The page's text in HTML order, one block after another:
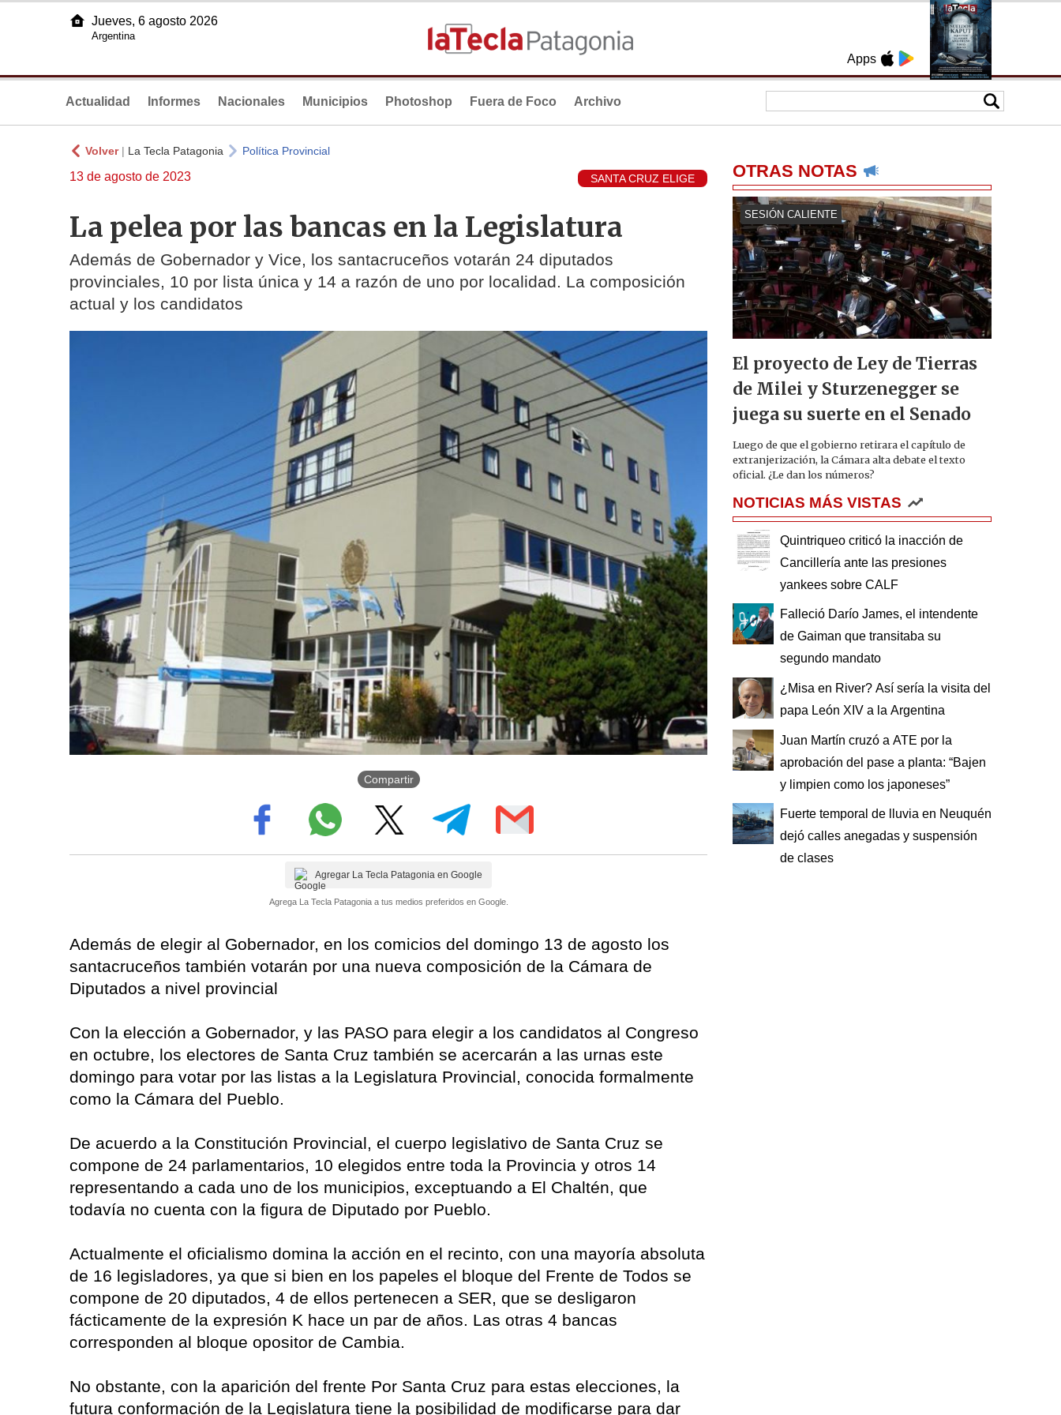
Apps
Jueves, 6 agosto 2026
Argentina
Actualidad Informes Nacionales Municipios Photoshop Fuera de Foco Archivo
Volver| La Tecla Patagonia Política Provincial
13 de agosto de 2023 SANTA CRUZ ELIGE
La pelea por las bancas en la Legislatura
Además de Gobernador y Vice, los santacruceños votarán 24 diputados
provinciales, 10 por lista única y 14 a razón de uno por localidad. La composición
actual y los candidatos
Compartir
Agregar La Tecla Patagonia en Google
Agrega La Tecla Patagonia a tus medios preferidos en Google.
Además de elegir al Gobernador, en los comicios del domingo 13 de agosto los
santacruceños también votarán por una nueva composición de la Cámara de
Diputados a nivel provincial
Con la elección a Gobernador, y las PASO para elegir a los candidatos al Congreso
en octubre, los electores de Santa Cruz también se acercarán a las urnas este
domingo para votar por las listas a la Legislatura Provincial, conocida formalmente
como la Cámara del Pueblo.
De acuerdo a la Constitución Provincial, el cuerpo legislativo de Santa Cruz se
compone de 24 parlamentarios, 10 elegidos entre toda la Provincia y otros 14
representando a cada uno de los municipios, exceptuando a El Chaltén, que
todavía no cuenta con la figura de Diputado por Pueblo.
Actualmente el oficialismo domina la acción en el recinto, con una mayoría absoluta
de 16 legisladores, ya que si bien en los papeles el bloque del Frente de Todos se
compone de 20 diputados, 4 de ellos pertenecen a SER, que se desligaron
fácticamente de la expresión K hace un par de años. Las otras 4 bancas
corresponden al bloque opositor de Cambia.
No obstante, con la aparición del frente Por Santa Cruz para estas elecciones, la
futura conformación de la Legislatura tiene la posibilidad de modificarse para dar
OTRAS NOTAS
SESIÓN CALIENTE
El proyecto de Ley de Tierras
de Milei y Sturzenegger se
juega su suerte en el Senado
Luego de que el gobierno retirara el capítulo de
extranjerización, la Cámara alta debate el texto
oficial. ¿Le dan los números?
NOTICIAS MÁS VISTAS
Quintriqueo criticó la inacción de
Cancillería ante las presiones
yankees sobre CALF
Falleció Darío James, el intendente
de Gaiman que transitaba su
segundo mandato
¿Misa en River? Así sería la visita del
papa León XIV a la Argentina
Juan Martín cruzó a ATE por la
aprobación del pase a planta: “Bajen
y limpien como los japoneses”
Fuerte temporal de lluvia en Neuquén
dejó calles anegadas y suspensión
de clases